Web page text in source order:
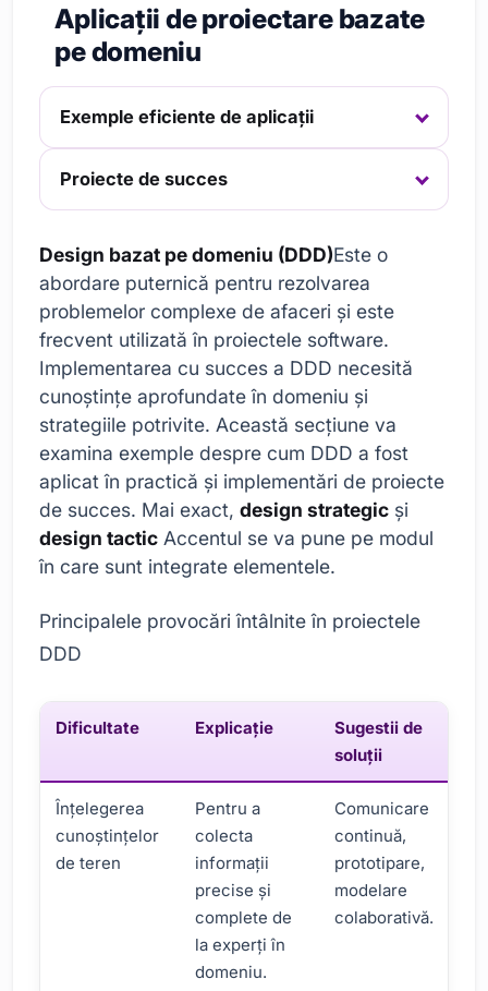
Aplicații de proiectare bazate
pe domeniu
Exemple eficiente de aplicații
Proiecte de succes
Design bazat pe domeniu (DDD)Este o
abordare puternică pentru rezolvarea
problemelor complexe de afaceri și este
frecvent utilizată în proiectele software.
Implementarea cu succes a DDD necesită
cunoștințe aprofundate în domeniu și
strategiile potrivite. Această secțiune va
examina exemple despre cum DDD a fost
aplicat în practică și implementări de proiecte
de succes. Mai exact, design strategic și
design tactic Accentul se va pune pe modul
în care sunt integrate elementele.
Principalele provocări întâlnite în proiectele
DDD
Dificultate Explicaţie
Sugestii de
soluții
Înțelegerea
cunoștințelor
de teren
Pentru a
colecta
informații
precise și
complete de
la experți în
domeniu.
Comunicare
continuă,
prototipare,
modelare
colaborativă.